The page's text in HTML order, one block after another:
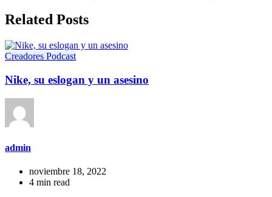
Related Posts
Creadores Podcast
Nike, su eslogan y un asesino
admin
noviembre 18, 2022
4 min read